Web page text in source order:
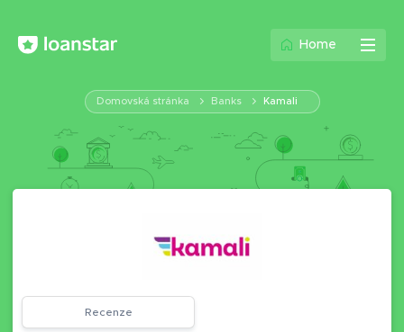
Home
Domovská stránka Banks Kamali
Recenze